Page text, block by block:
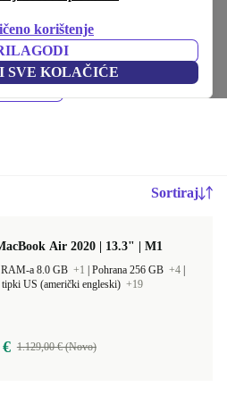
korištenje
SVE KOLAČIĆE
ispod 2800 € – kvaliteta, jamstvo i
i čuvaj okoliš.
Sortiraj
Air 2020 | 13.3" | M1
RAM-a 8.0 GB +1 Pohrana 256 GB +4
tipki US (američki engleski) +19
1.129,00 € (Novo)